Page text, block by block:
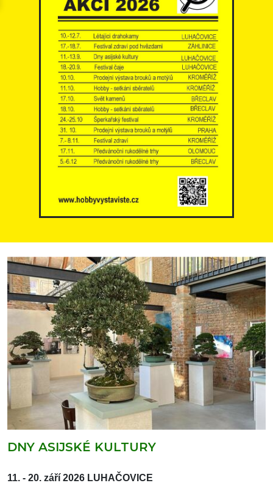
DNY ASIJSKÉ KULTURY
11. - 20. září 2026 LUHAČOVICE